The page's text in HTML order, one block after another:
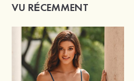
VU RÉCEMMENT